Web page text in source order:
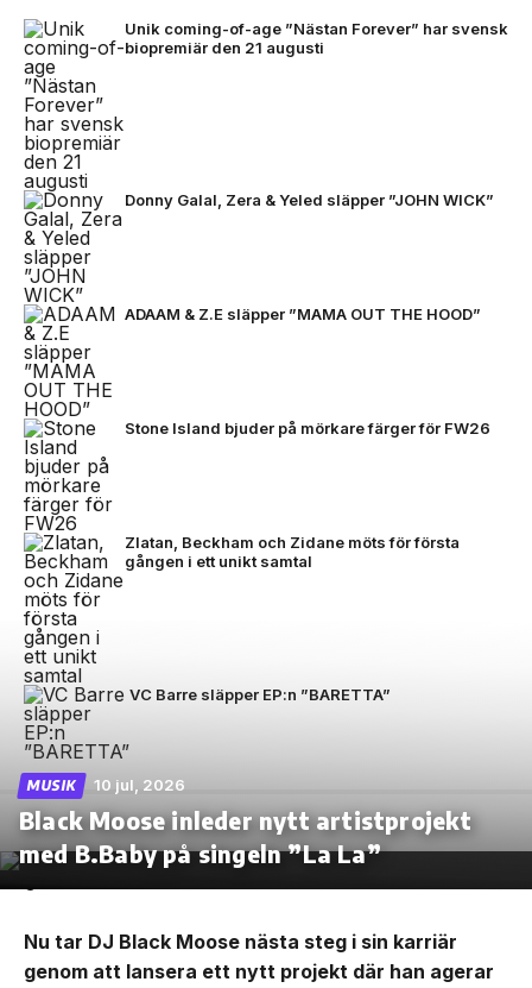
Unik coming-of-age ”Nästan Forever” har svensk
biopremiär den 21 augusti
Donny Galal, Zera & Yeled släpper ”JOHN WICK”
ADAAM & Z.E släpper ”MAMA OUT THE HOOD”
Stone Island bjuder på mörkare färger för FW26
Zlatan, Beckham och Zidane möts för första
gången i ett unikt samtal
VC Barre släpper EP:n ”BARETTA”
MUSIK 10 jul, 2026
Black Moose inleder nytt artistprojekt
med B.Baby på singeln ”La La”
Nu tar DJ Black Moose nästa steg i sin karriär
genom att lansera ett nytt projekt där han agerar